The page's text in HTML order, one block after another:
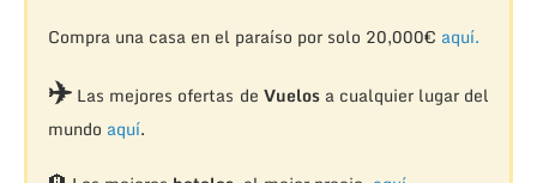
Compra una casa en el paraíso por solo 20,000€ aquí.
✈️Las mejores ofertas de Vuelosa cualquier lugar del
mundo aquí.